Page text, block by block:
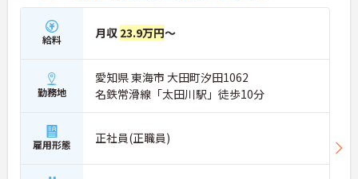
給料 月収 23.9万円～
勤務地
愛知県 東海市 大田町汐田1062
名鉄常滑線「太田川駅」徒歩10分
雇用形態 正社員(正職員)